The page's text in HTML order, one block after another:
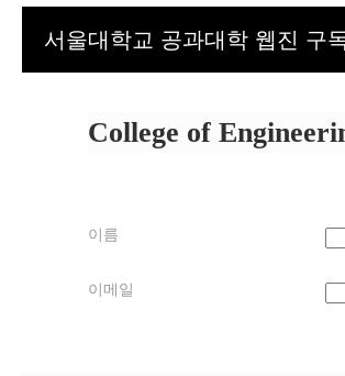
서울대학교 공과대학 웹진 구
College of
이름
이메일